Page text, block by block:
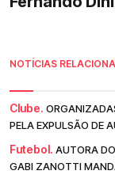
NOTÍCIAS
Clube.
PELA EXPULSÃO DE
Futebol. AUTORA
GABI ZANOTTI